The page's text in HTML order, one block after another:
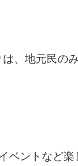
、地元民の
ントなど楽